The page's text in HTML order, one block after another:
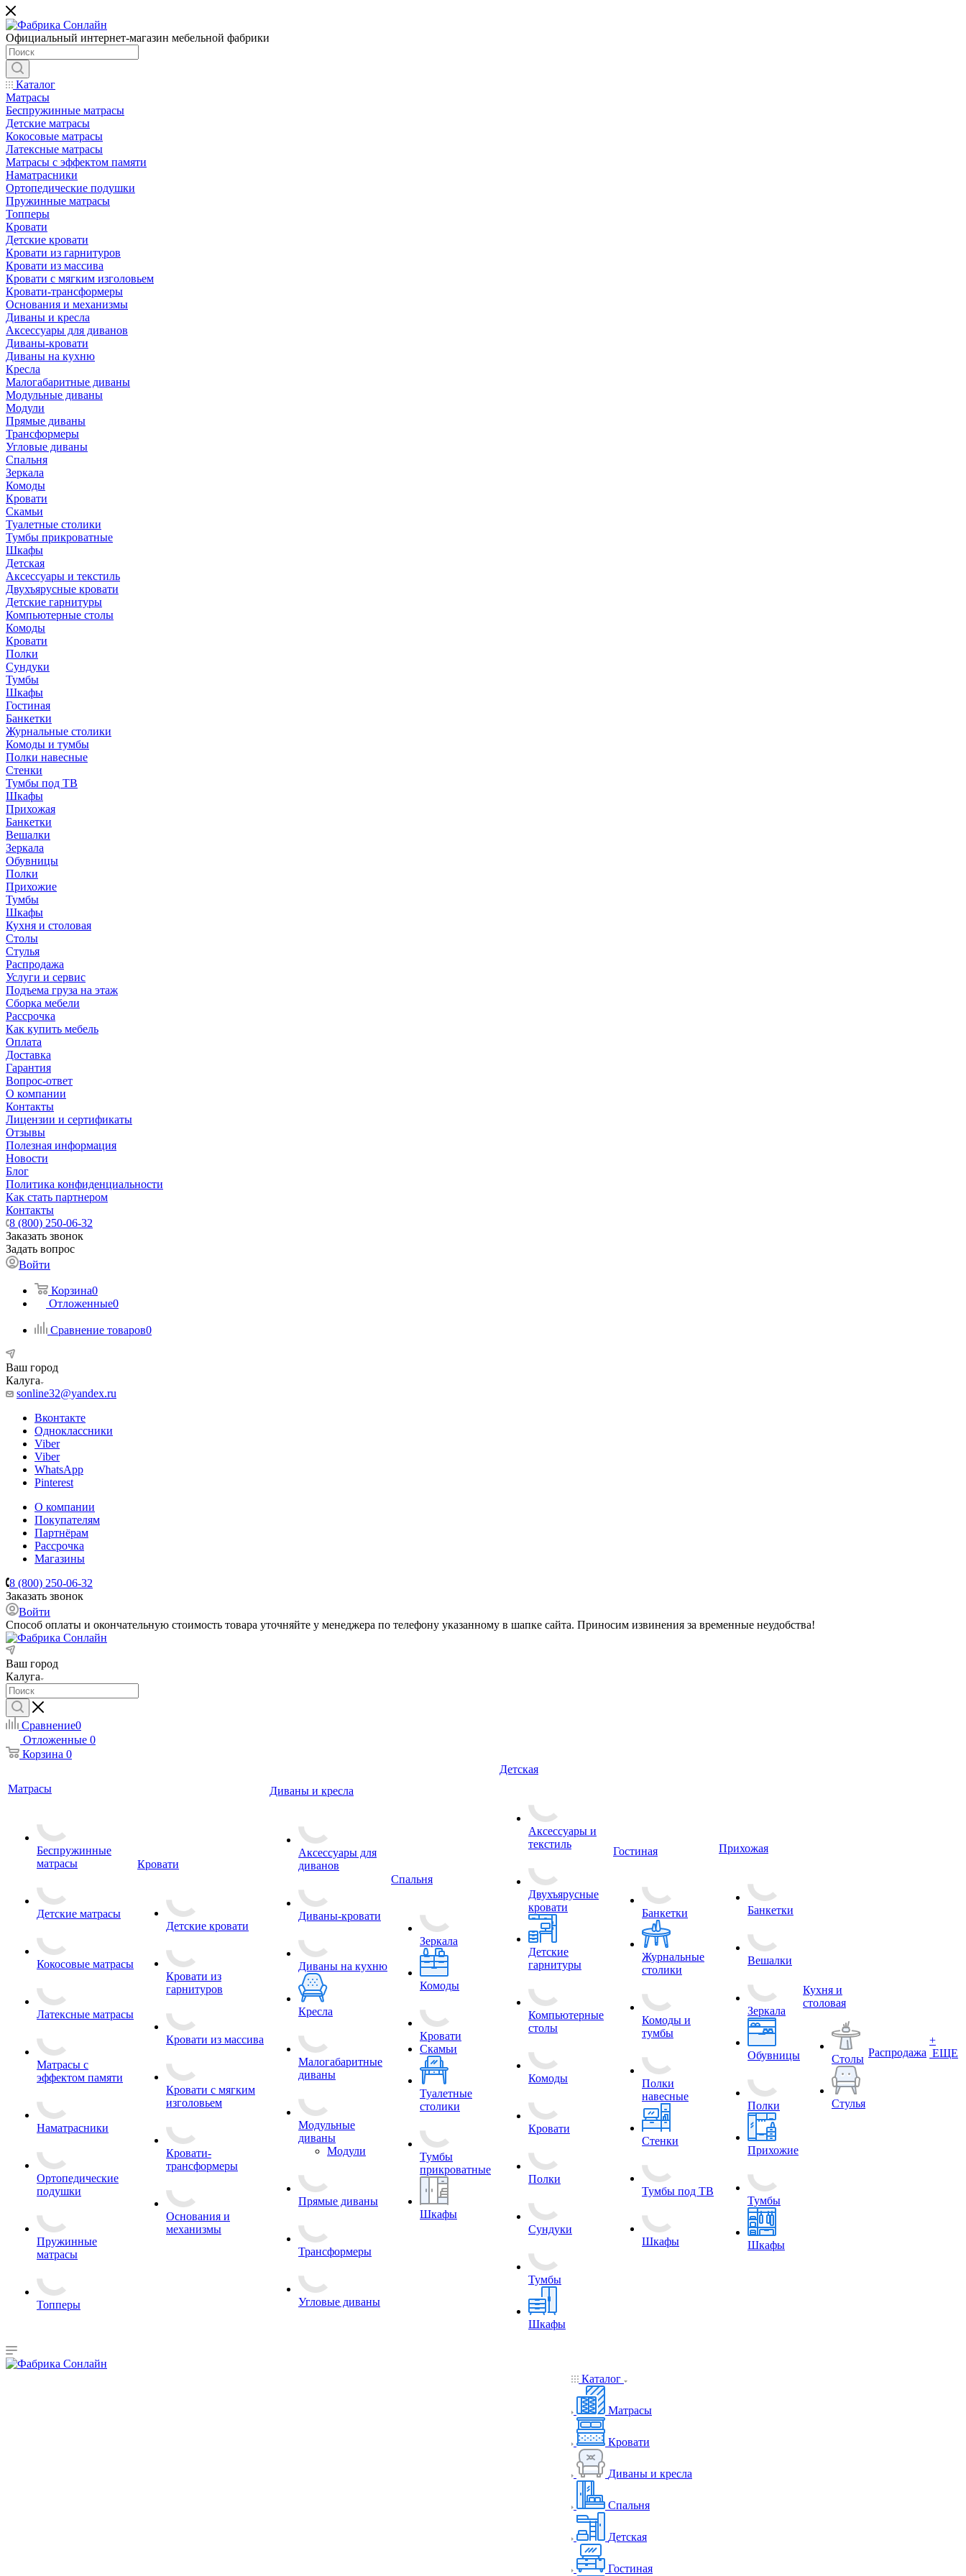
Официальный интернет-магазин мебельной фабрики
Каталог
Матрасы
Беспружинные матрасы
Детские матрасы
Кокосовые матрасы
Латексные матрасы
Матрасы с эффектом памяти
Наматрасники
Ортопедические подушки
Пружинные матрасы
Топперы
Кровати
Детские кровати
Кровати из гарнитуров
Кровати из массива
Кровати с мягким изголовьем
Кровати-трансформеры
Основания и механизмы
Диваны и кресла
Аксессуары для диванов
Диваны-кровати
Диваны на кухню
Кресла
Малогабаритные диваны
Модульные диваны
Модули
Прямые диваны
Трансформеры
Угловые диваны
Спальня
Зеркала
Комоды
Кровати
Скамьи
Туалетные столики
Тумбы прикроватные
Шкафы
Детская
Аксессуары и текстиль
Двухъярусные кровати
Детские гарнитуры
Компьютерные столы
Комоды
Кровати
Полки
Сундуки
Тумбы
Шкафы
Гостиная
Банкетки
Журнальные столики
Комоды и тумбы
Полки навесные
Стенки
Тумбы под ТВ
Шкафы
Прихожая
Банкетки
Вешалки
Зеркала
Обувницы
Полки
Прихожие
Тумбы
Шкафы
Кухня и столовая
Столы
Стулья
Распродажа
Услуги и сервис
Подъема груза на этаж
Сборка мебели
Рассрочка
Как купить мебель
Оплата
Доставка
Гарантия
Вопрос-ответ
О компании
Контакты
Лицензии и сертификаты
Отзывы
Полезная информация
Новости
Блог
Политика конфиденциальности
Как стать партнером
Контакты
8 (800) 250-06-32
Заказать звонок
Задать вопрос
Войти
Корзина0
Отложенные0
Сравнение товаров0
Ваш город
Калуга
sonline32@yandex.ru
Вконтакте
Одноклассники
Viber
Viber
WhatsApp
Pinterest
О компании
Покупателям
Партнёрам
Рассрочка
Магазины
8 (800) 250-06-32
Заказать звонок
Войти
Способ оплаты и окончательную стоимость товара уточняйте у менеджера по телефону указанному в шапке сайта. Приносим извинения за временные неудобства!
Ваш город
Калуга
Сравнение0
Отложенные 0
Корзина 0
Матрасы
Беспружинные
матрасы
Детские матрасы
Кокосовые матрасы
Латексные матрасы
Матрасы с
эффектом памяти
Наматрасники
Ортопедические
подушки
Пружинные
матрасы
Топперы
Кровати
Детские кровати
Кровати из
гарнитуров
Кровати из массива
Кровати с мягким
изголовьем
Кровати-
трансформеры
Основания и
механизмы
Диваны и кресла
Аксессуары для
диванов
Диваны-кровати
Диваны на кухню
Кресла
Малогабаритные
диваны
Модульные
диваны
Модули
Прямые диваны
Трансформеры
Угловые диваны
Спальня
Зеркала
Комоды
Кровати
Скамьи
Туалетные
столики
Тумбы
прикроватные
Шкафы
Детская
Аксессуары и
текстиль
Двухъярусные
кровати
Детские
гарнитуры
Компьютерные
столы
Комоды
Кровати
Полки
Сундуки
Тумбы
Шкафы
Гостиная
Банкетки
Журнальные
столики
Комоды и
тумбы
Полки
навесные
Стенки
Тумбы под ТВ
Шкафы
Прихожая
Банкетки
Вешалки
Зеркала
Обувницы
Полки
Прихожие
Тумбы
Шкафы
Кухня и
столовая
Столы
Стулья
Распродажа
+
ЕЩЕ
Каталог
Матрасы
Кровати
Диваны и кресла
Спальня
Детская
Гостиная